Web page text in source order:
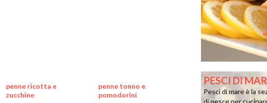
penne ricotta e
zucchine
penne tonno e
pomodorini
PESCI DI
Pesci di mare è la
di pesce per